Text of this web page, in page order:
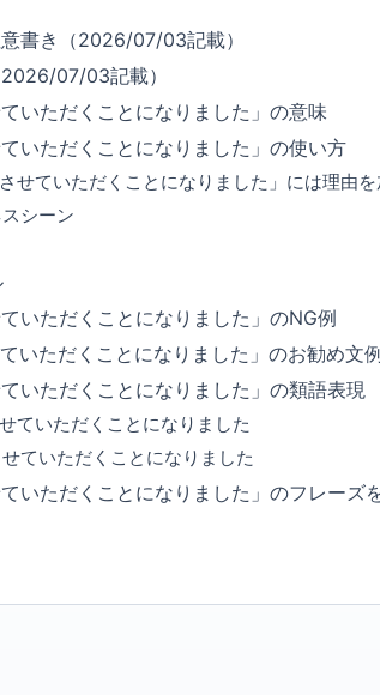
書き（2026/07/03記載）
07/03記載）
ていただくことになりました」の意味
ていただくことになりました」の使い方
させていただくことになりました」には理由
シーン
ていただくことになりました」のNG例
ていただくことになりました」のお勧め文
ていただくことになりました」の類語表現
ていただくことになりました
ていただくことになりました
ていただくことになりました」のフレーズ